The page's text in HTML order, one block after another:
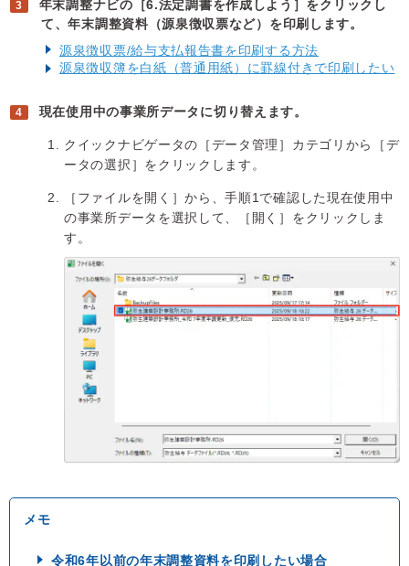
年末調整ナビの［6.法定調書を作成しよう］をクリックし
て、年末調整資料（源泉徴収票など）を印刷します。
源泉徴収票/給与支払報告書を印刷する方法
源泉徴収簿を白紙（普通用紙）に罫線付きで印刷したい
現在使用中の事業所データに切り替えます。
クイックナビゲータの［データ管理］カテゴリから［デ
ータの選択］をクリックします。
［ファイルを開く］から、手順1で確認した現在使用中
の事業所データを選択して、［開く］をクリックしま
す。
令和6年以前の年末調整資料を印刷したい場合